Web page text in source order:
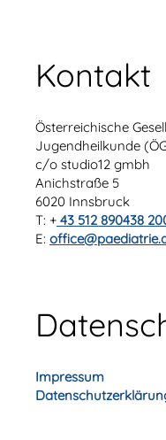
Kontakt
Österreichische
Jugendheilkunde
c/o studio12 gmbh
Anichstraße 5
6020 Innsbruck
T: + 43 512 890438
E:
Impressum